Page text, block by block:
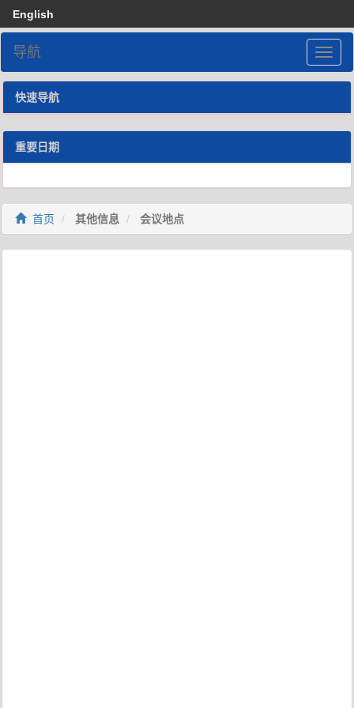
English
导航
快速导航
重要日期
首页 其他信息 会议地点